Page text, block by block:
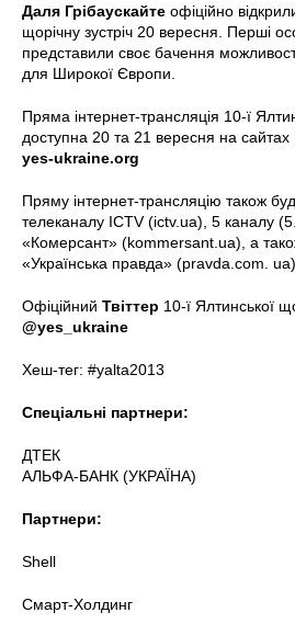
Даля Грібаускайте офіційно
щорічну зустріч 20 вересня. Перші
представили своє бачення
для Широкої Європи.
Пряма інтернет-трансляція 10-ї
доступна 20 та 21 вересня на сайтах
yes-ukraine.org
Пряму інтернет-трансляцію також
телеканалу ICTV (ictv.ua), 5 каналу
«Комерсант» (kommersant.ua), а
«Українська правда» (pravda.com. ua).
Офіційний Твіттер 10-ї Ялтинської
@yes_ukraine
Хеш-тег: #yalta2013
Спеціальні партнери:
ДТЕК
АЛЬФА-БАНК (УКРАЇНА)
Партнери:
Shell
Смарт-Холдинг